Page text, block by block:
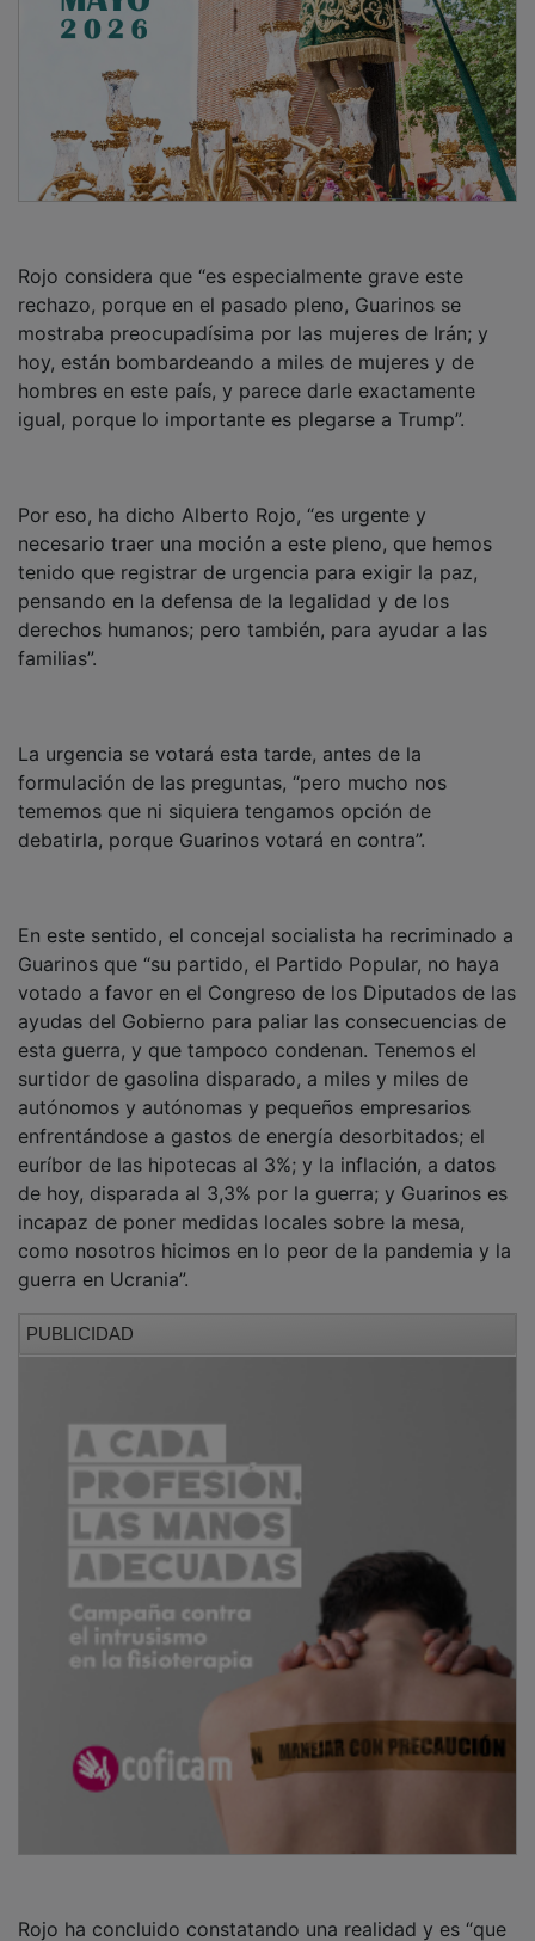
rechazo, porque en el pasado pleno, Guarinos se
mostraba preocupadísima por las mujeres de Irán; y
hoy, están bombardeando a miles de mujeres y de
hombres en este país, y parece darle exactamente
igual, porque lo importante es plegarse a Trump”.
necesario traer una moción a este pleno, que hemos
tenido que registrar de urgencia para exigir la paz,
pensando en la defensa de la legalidad y de los
derechos humanos; pero también, para ayudar a las
familias”.
formulación de las preguntas, “pero mucho nos
tememos que ni siquiera tengamos opción de
debatirla, porque Guarinos votará en contra”.
Guarinos que “su partido, el Partido Popular, no haya
votado a favor en el Congreso de los Diputados de las
ayudas del Gobierno para paliar las consecuencias de
esta guerra, y que tampoco condenan.Tenemos el
surtidor de gasolina disparado, a miles y miles de
autónomos y autónomas y pequeños empresarios
enfrentándose a gastos de energía desorbitados; el
euríbor de las hipotecas al 3%;y la inflación, a datos
de hoy, disparada al 3,3% por la guerra; y Guarinos es
incapaz de poner medidas locales sobre la mesa,
como nosotros hicimos en lo peor de la pandemia y la
guerra en Ucrania”.